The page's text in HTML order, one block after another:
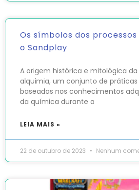
Os símbolos dos
o Sandplay
A origem histórica e mitológica
alquimia, um conjunto de
baseadas nos conhecimentos
da química durante a
LEIA MAIS »
22 de outubro de 2023 Nenhum